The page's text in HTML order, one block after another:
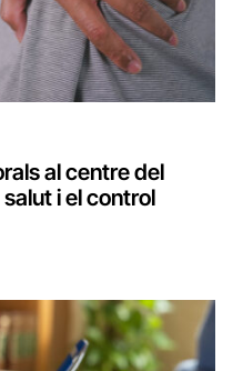
al centre del
i el control